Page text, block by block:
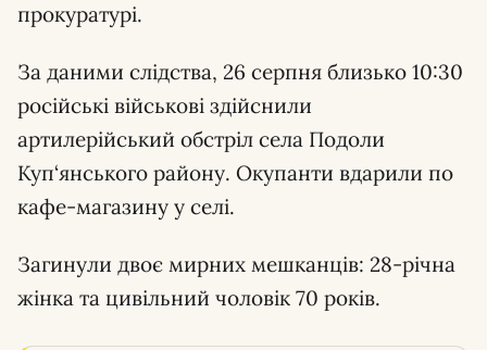
прокуратурі.
За даними слідства, 26 серпня близько 10:30
російські військові здійснили
артилерійський обстріл села Подоли
Куп‘янського району. Окупанти вдарили по
кафе-магазину у селі.
Загинули двоє мирних мешканців: 28-річна
жінка та цивільний чоловік 70 років.